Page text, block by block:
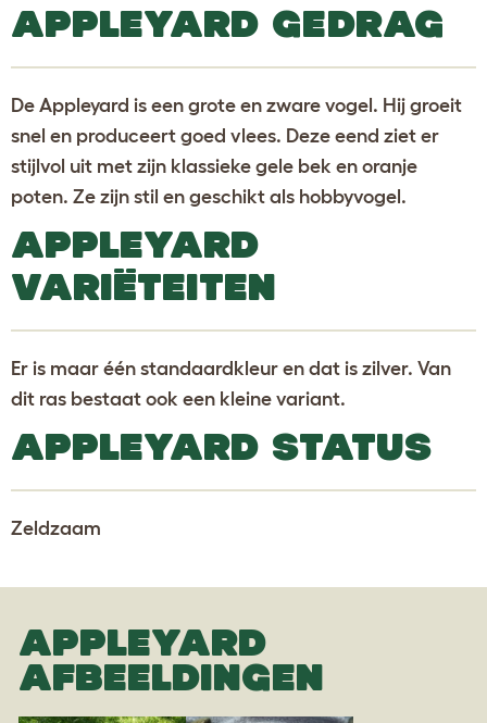
APPLEYARD GEDRAG
De Appleyard is een grote en zware vogel. Hij groeit
snel en produceert goed vlees. Deze eend ziet er
stijlvol uit met zijn klassieke gele bek en oranje
poten. Ze zijn stil en geschikt als hobbyvogel.
APPLEYARD
VARIËTEITEN
Er is maar één standaardkleur en dat is zilver. Van
dit ras bestaat ook een kleine variant.
APPLEYARD STATUS
Zeldzaam
APPLEYARD
AFBEELDINGEN